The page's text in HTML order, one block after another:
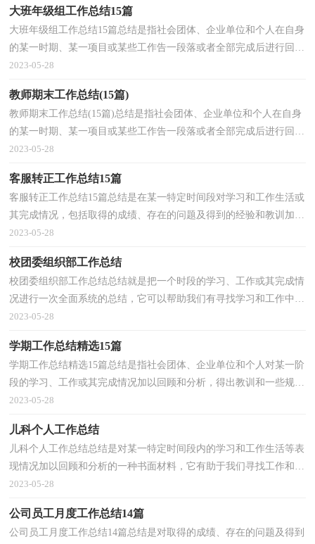
大班年级组工作总结15篇
大班年级组工作总结15篇总结是指社会团体、企业单位和个人在自身
的某一时期、某一项目或某些工作告一段落或者全部完成后进行回顾
检查、分析评价，从而肯定成绩，得到经验，找出差...
2023-05-28
教师期末工作总结(15篇)
教师期末工作总结(15篇)总结是指社会团体、企业单位和个人在自身
的某一时期、某一项目或某些工作告一段落或者全部完成后进行回顾
检查、分析评价，从而肯定成绩，得到经验，找出差...
2023-05-28
客服转正工作总结15篇
客服转正工作总结15篇总结是在某一特定时间段对学习和工作生活或
其完成情况，包括取得的成绩、存在的问题及得到的经验和教训加以
回顾和分析的书面材料，它可使零星的、肤浅的、...
2023-05-28
校团委组织部工作总结
校团委组织部工作总结总结就是把一个时段的学习、工作或其完成情
况进行一次全面系统的总结，它可以帮助我们有寻找学习和工作中的
规律，快快来写一份总结吧。那么你真的懂得怎么...
2023-05-28
学期工作总结精选15篇
学期工作总结精选15篇总结是指社会团体、企业单位和个人对某一阶
段的学习、工作或其完成情况加以回顾和分析，得出教训和一些规律
性认识的一种书面材料，它是增长才干的一种好办...
2023-05-28
儿科个人工作总结
儿科个人工作总结总结是对某一特定时间段内的学习和工作生活等表
现情况加以回顾和分析的一种书面材料，它有助于我们寻找工作和事
物发展的规律，从而掌握并运用这些规律，因此我们...
2023-05-28
公司员工月度工作总结14篇
公司员工月度工作总结14篇总结是对取得的成绩、存在的问题及得到